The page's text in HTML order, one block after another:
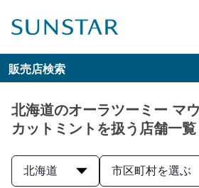
販売店検索
北海道のオーラツーミー マ
カットミントを扱う店舗一覧
北海道 市区町村を選ぶ